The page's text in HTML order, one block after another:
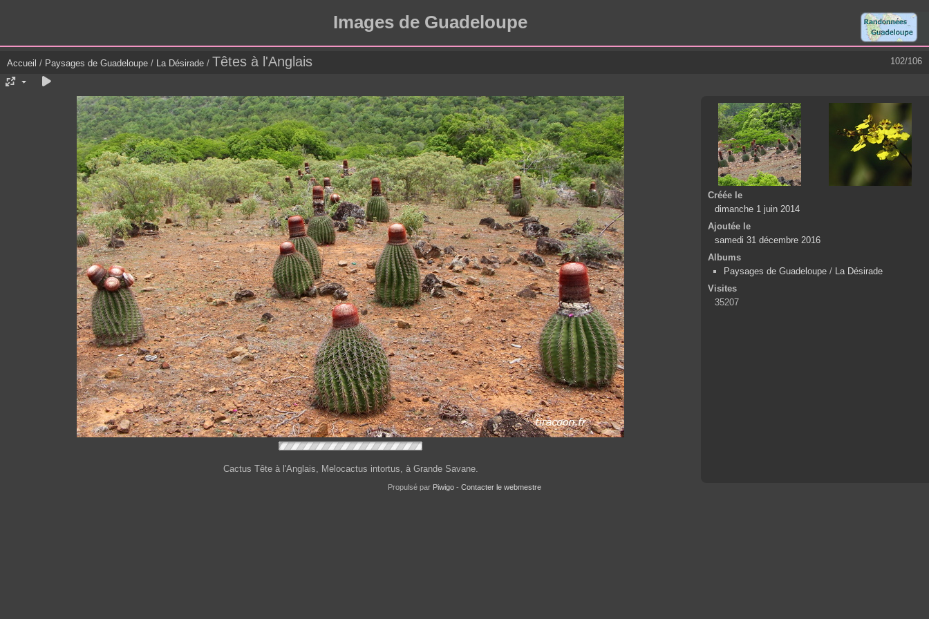
Images de Guadeloupe
102/106
Accueil / Paysages de Guadeloupe / La Désirade / Têtes à l'Anglais
Cactus Tête à l'Anglais, Melocactus intortus, à Grande Savane.
Créée le
dimanche 1 juin 2014
Ajoutée le
samedi 31 décembre 2016
Albums
Paysages de Guadeloupe / La Désirade
Visites
35207
Propulsé par Piwigo - Contacter le webmestre